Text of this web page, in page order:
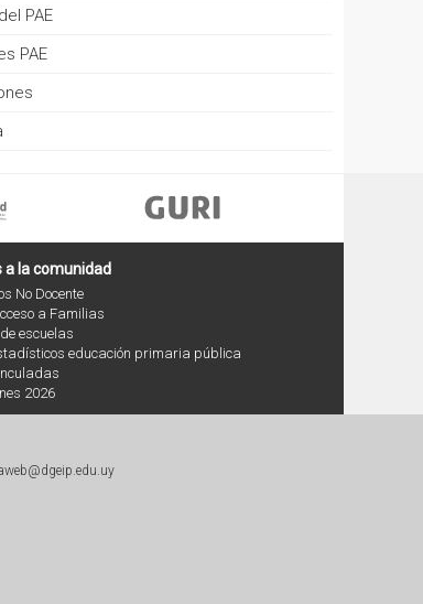
PAE
PAE
a la comunidad
No Docente
a Familias
escuelas
educación primaria pública
2026